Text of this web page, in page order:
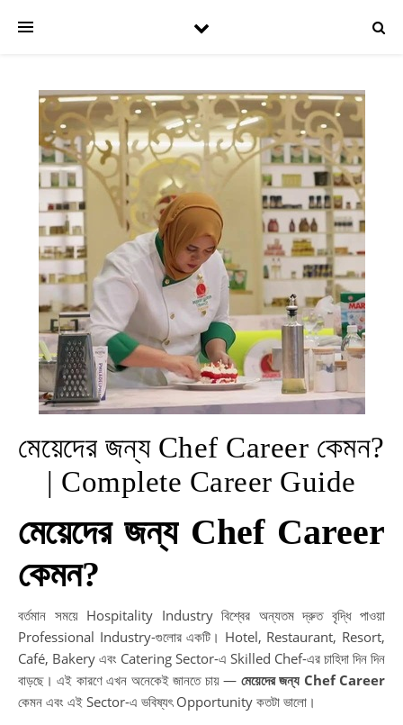
মেয়েদের জন্য Chef Career কেমন?
| Complete Career Guide
মেয়েদের জন্য Chef Career
কেমন?
বর্তমান সময়ে Hospitality Industry বিশ্বের অন্যতম দ্রুত বৃদ্ধি পাওয়া
Professional Industry-গুলোর একটি। Hotel, Restaurant, Resort,
Café, Bakery এবং Catering Sector-এ Skilled Chef-এর চাহিদা দিন দিন
বাড়ছে। এই কারণে এখন অনেকেই জানতে চায় — মেয়েদের জন্য Chef Career
কেমন এবং এই Sector-এ ভবিষ্যৎ Opportunity কতটা ভালো।